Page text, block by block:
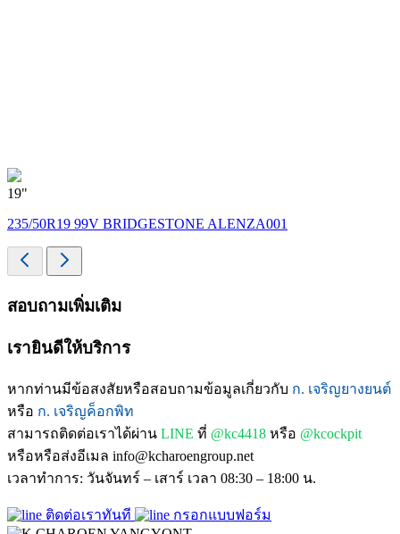
19"
235/50R19 99V BRIDGESTONE ALENZA001
สอบถามเพิ่มเติม
เรายินดีให้บริการ
หากท่านมีข้อสงสัยหรือสอบถามข้อมูลเกี่ยวกับ ก. เจริญยางยนต์
หรือ ก. เจริญค็อกพิท
สามารถติดต่อเราได้ผ่าน LINE ที่ @kc4418 หรือ @kcockpit
หรือหรือส่งอีเมล info@kcharoengroup.net
เวลาทำการ: วันจันทร์ – เสาร์ เวลา 08:30 – 18:00 น.
ติดต่อเราทันที กรอกแบบฟอร์ม